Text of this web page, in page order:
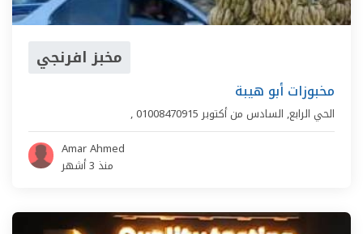
مخبز افرنجي
مخبوزات أبو هيبة
, الحي الرابع, السادس من أكتوبر
Amar Ahmed
منذ 3 أشهر